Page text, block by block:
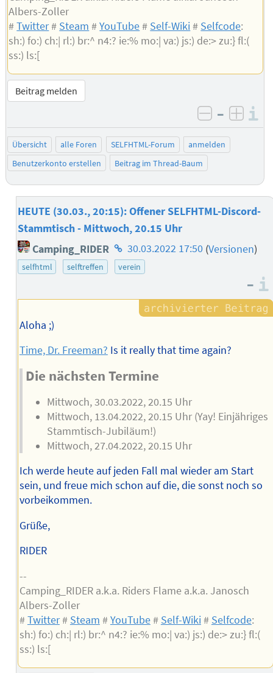
Albers-Zoller
#Twitter# Steam #YouTube# Self-Wiki# Selfcode:
sh:) fo:) ch:| rl:) br:^ n4:? ie:% mo:| va:) js:) de:> zu:} fl:(
ss:) ls:[
Beitrag melden
negativ
–
Übersicht alle Foren SELFHTML-Forum
anmelden
Benutzerkonto erstellen
Beitrag im Thread-Baum
HEUTE (30.03., 20:15): Offener SELFHTML-Discord-
Stammtisch - Mittwoch, 20.15 Uhr
Camping_RIDER Homepage
des
30.03.2022 17:50 (Versionen)
selfhtml selftreffen verein
–
Aloha ;)
Time, Dr. Freeman? Is it really that time again?
Die nächsten Termine
Mittwoch, 30.03.2022, 20.15 Uhr
Mittwoch, 13.04.2022, 20.15 Uhr (Yay! Einjähriges
Stammtisch-Jubiläum!)
Mittwoch, 27.04.2022, 20.15 Uhr
Ich werde heute auf jeden Fall mal wieder am Start
sein, und freue mich schon auf die, die sonst noch so
vorbeikommen.
Grüße,
RIDER
--
Camping_RIDER a.k.a. Riders Flame a.k.a. Janosch
Albers-Zoller
#Twitter# Steam #YouTube# Self-Wiki# Selfcode:
sh:) fo:) ch:| rl:) br:^ n4:? ie:% mo:| va:) js:) de:> zu:} fl:(
ss:) ls:[